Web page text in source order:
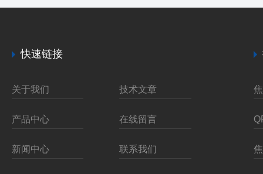
快速链接
关于我们 技术文章
产品中心 在线留言
新闻中心 联系我们